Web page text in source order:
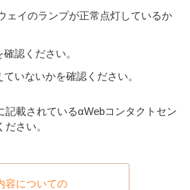
ェイのランプが正常点灯しているか
認ください。
いないかを確認ください。
記載されているαWebコンタクトセン
さい。
容についての